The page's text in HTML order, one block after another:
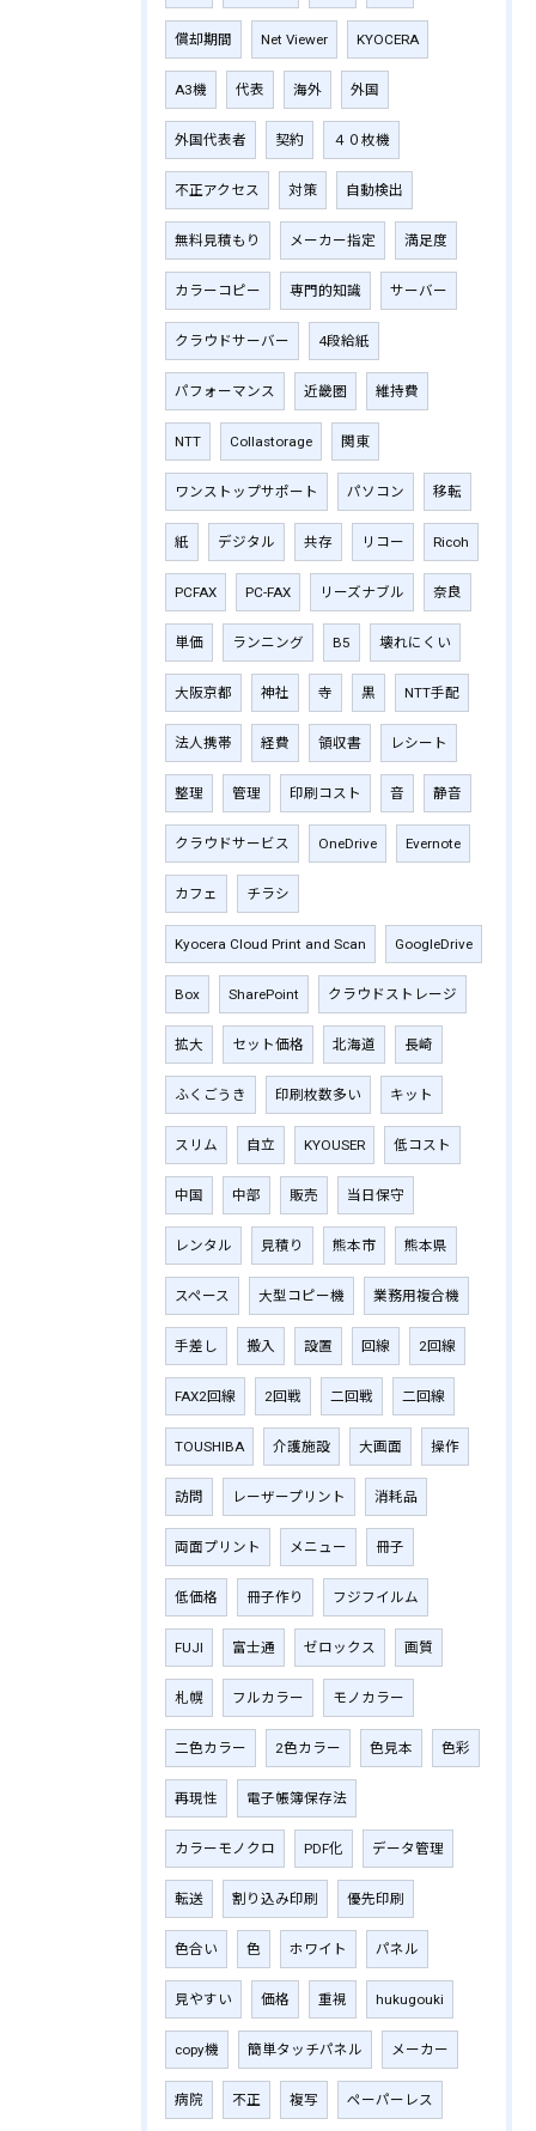
償却期間 Net Viewer KYOCERA
A3機 代表 海外 外国
外国代表者 契約 ４０枚機
不正アクセス 対策 自動検出
無料見積もり メーカー指定 満足度
カラーコピー 専門的知識 サーバー
クラウドサーバー 4段給紙
パフォーマンス 近畿圏 維持費
NTT Collastorage 関東
ワンストップサポート パソコン 移転
紙 デジタル 共存 リコー Ricoh
PCFAX PC-FAX リーズナブル 奈良
単価 ランニング B5 壊れにくい
大阪京都 神社 寺 黒 NTT手配
法人携帯 経費 領収書 レシート
整理 管理 印刷コスト 音 静音
クラウドサービス OneDrive Evernote
カフェ チラシ
Kyocera Cloud Print and Scan GoogleDrive
Box SharePoint クラウドストレージ
拡大 セット価格 北海道 長崎
ふくごうき 印刷枚数多い キット
スリム 自立 KYOUSER 低コスト
中国 中部 販売 当日保守
レンタル 見積り 熊本市 熊本県
スペース 大型コピー機 業務用複合機
手差し 搬入 設置 回線 2回線
FAX2回線 2回戦 二回戦 二回線
TOUSHIBA 介護施設 大画面 操作
訪問 レーザープリント 消耗品
両面プリント メニュー 冊子
低価格 冊子作り フジフイルム
FUJI 富士通 ゼロックス 画質
札幌 フルカラー モノカラー
二色カラー 2色カラー 色見本 色彩
再現性 電子帳簿保存法
カラーモノクロ PDF化 データ管理
転送 割り込み印刷 優先印刷
色合い 色 ホワイト パネル
見やすい 価格 重視 hukugouki
copy機 簡単タッチパネル メーカー
病院 不正 複写 ペーパーレス